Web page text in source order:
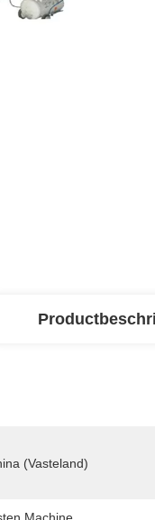
(vasteland)